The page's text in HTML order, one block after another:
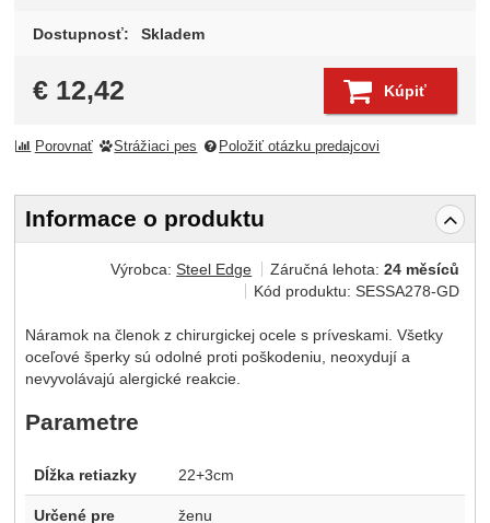
Dostupnosť: Skladem
€ 12,42 Kúpiť
Porovnať Strážiaci pes Položiť otázku predajcovi
Informace o produktu
Výrobca:Steel Edge Záručná lehota:24 měsíců
Kód produktu:SESSA278-GD
Náramok na členok z chirurgickej ocele s príveskami. Všetky
oceľové šperky sú odolné proti poškodeniu, neoxydují a
nevyvolávajú alergické reakcie.
Parametre
Dĺžka retiazky 22+3cm
Určené pre ženu